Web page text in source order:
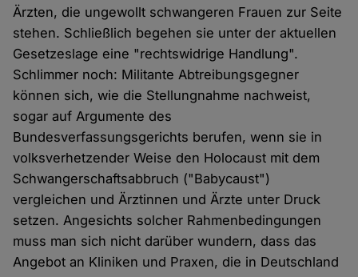
Ärzten, die ungewollt schwangeren Frauen zur Seite
stehen. Schließlich begehen sie unter der aktuellen
Gesetzeslage eine "rechtswidrige Handlung".
Schlimmer noch: Militante Abtreibungsgegner
können sich, wie die Stellungnahme nachweist,
sogar auf Argumente des
Bundesverfassungsgerichts berufen, wenn sie in
volksverhetzender Weise den Holocaust mit dem
Schwangerschaftsabbruch ("Babycaust")
vergleichen und Ärztinnen und Ärzte unter Druck
setzen. Angesichts solcher Rahmenbedingungen
muss man sich nicht darüber wundern, dass das
Angebot an Kliniken und Praxen, die in Deutschland